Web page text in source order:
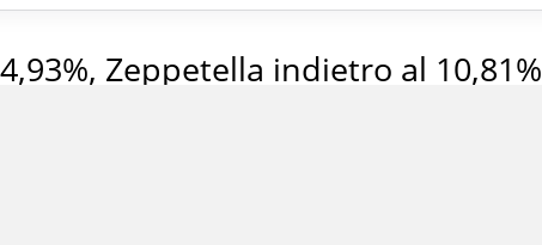
Zeppetella indietro al 10,81%